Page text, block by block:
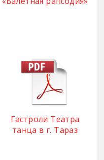
Гастроли Театра
танца в г. Тараз